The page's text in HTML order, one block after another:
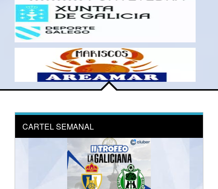
CARTEL SEMANAL